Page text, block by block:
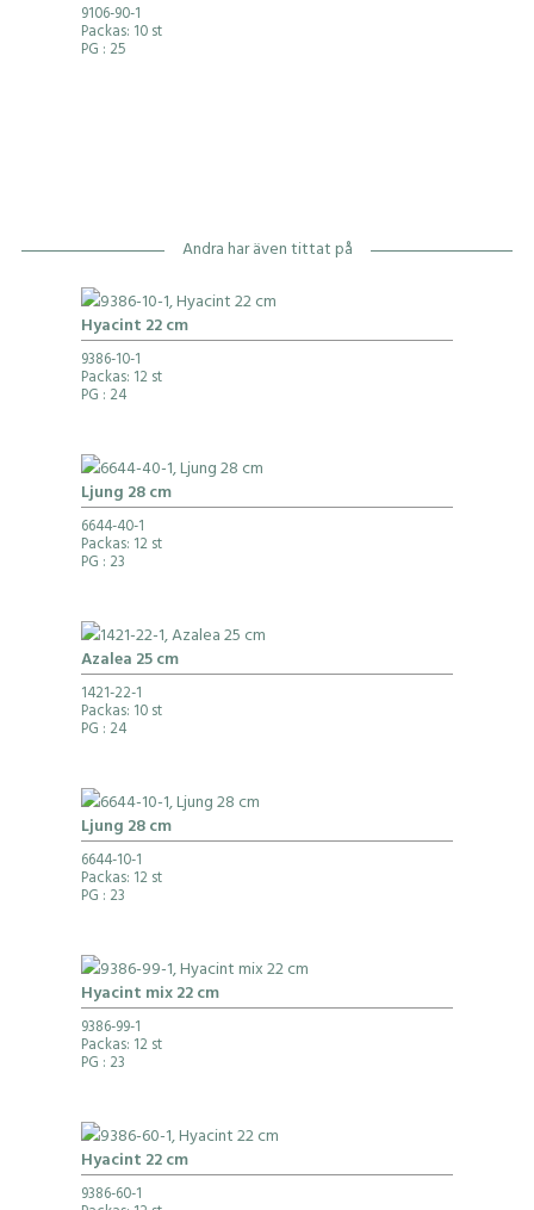
9106-90-1
Packas: 10 st
PG : 25
Andra har även tittat på
Hyacint 22 cm
9386-10-1
Packas: 12 st
PG : 24
Ljung 28 cm
6644-40-1
Packas: 12 st
PG : 23
Azalea 25 cm
1421-22-1
Packas: 10 st
PG : 24
Ljung 28 cm
6644-10-1
Packas: 12 st
PG : 23
Hyacint mix 22 cm
9386-99-1
Packas: 12 st
PG : 23
Hyacint 22 cm
9386-60-1